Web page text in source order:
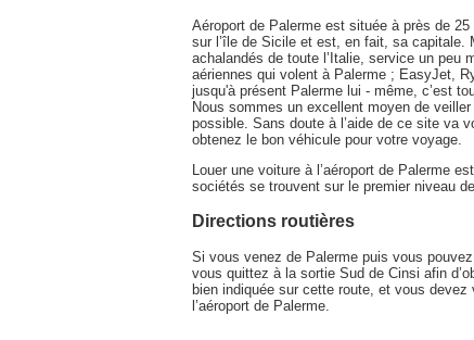
Aéroport de Palerme est située à près de
sur l’île de Sicile et est, en fait, sa capitale.
achalandés de toute l’Italie, service un peu
aériennes qui volent à Palerme ; EasyJet,
jusqu'à présent Palerme lui - même, c’est
Nous sommes un excellent moyen de
possible. Sans doute à l’aide de ce site va
obtenez le bon véhicule pour votre voyage.
Louer une voiture à l’aéroport de Palerme
sociétés se trouvent sur le premier niveau
Directions routières
Si vous venez de Palerme puis vous
vous quittez à la sortie Sud de Cinsi afin
bien indiquée sur cette route, et vous
l’aéroport de Palerme.